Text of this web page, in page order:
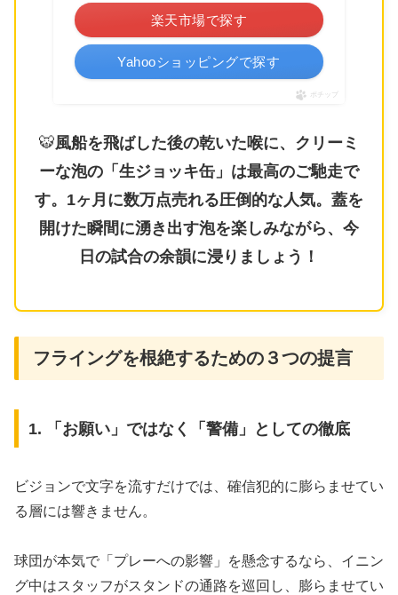
楽天市場で探す
Yahooショッピングで探す
ポチップ
🐯風船を飛ばした後の乾いた喉に、クリーミ
ーな泡の「生ジョッキ缶」は最高のご馳走で
す。1ヶ月に数万点売れる圧倒的な人気。蓋を
開けた瞬間に湧き出す泡を楽しみながら、今
日の試合の余韻に浸りましょう！
​フライングを根絶するための３つの提言
​1. 「お願い」ではなく「警備」としての徹底
​ビジョンで文字を流すだけでは、確信犯的に膨らませてい
る層には響きません。
球団が本気で「プレーへの影響」を懸念するなら、イニン
グ中はスタッフがスタンドの通路を巡回し、膨らませてい